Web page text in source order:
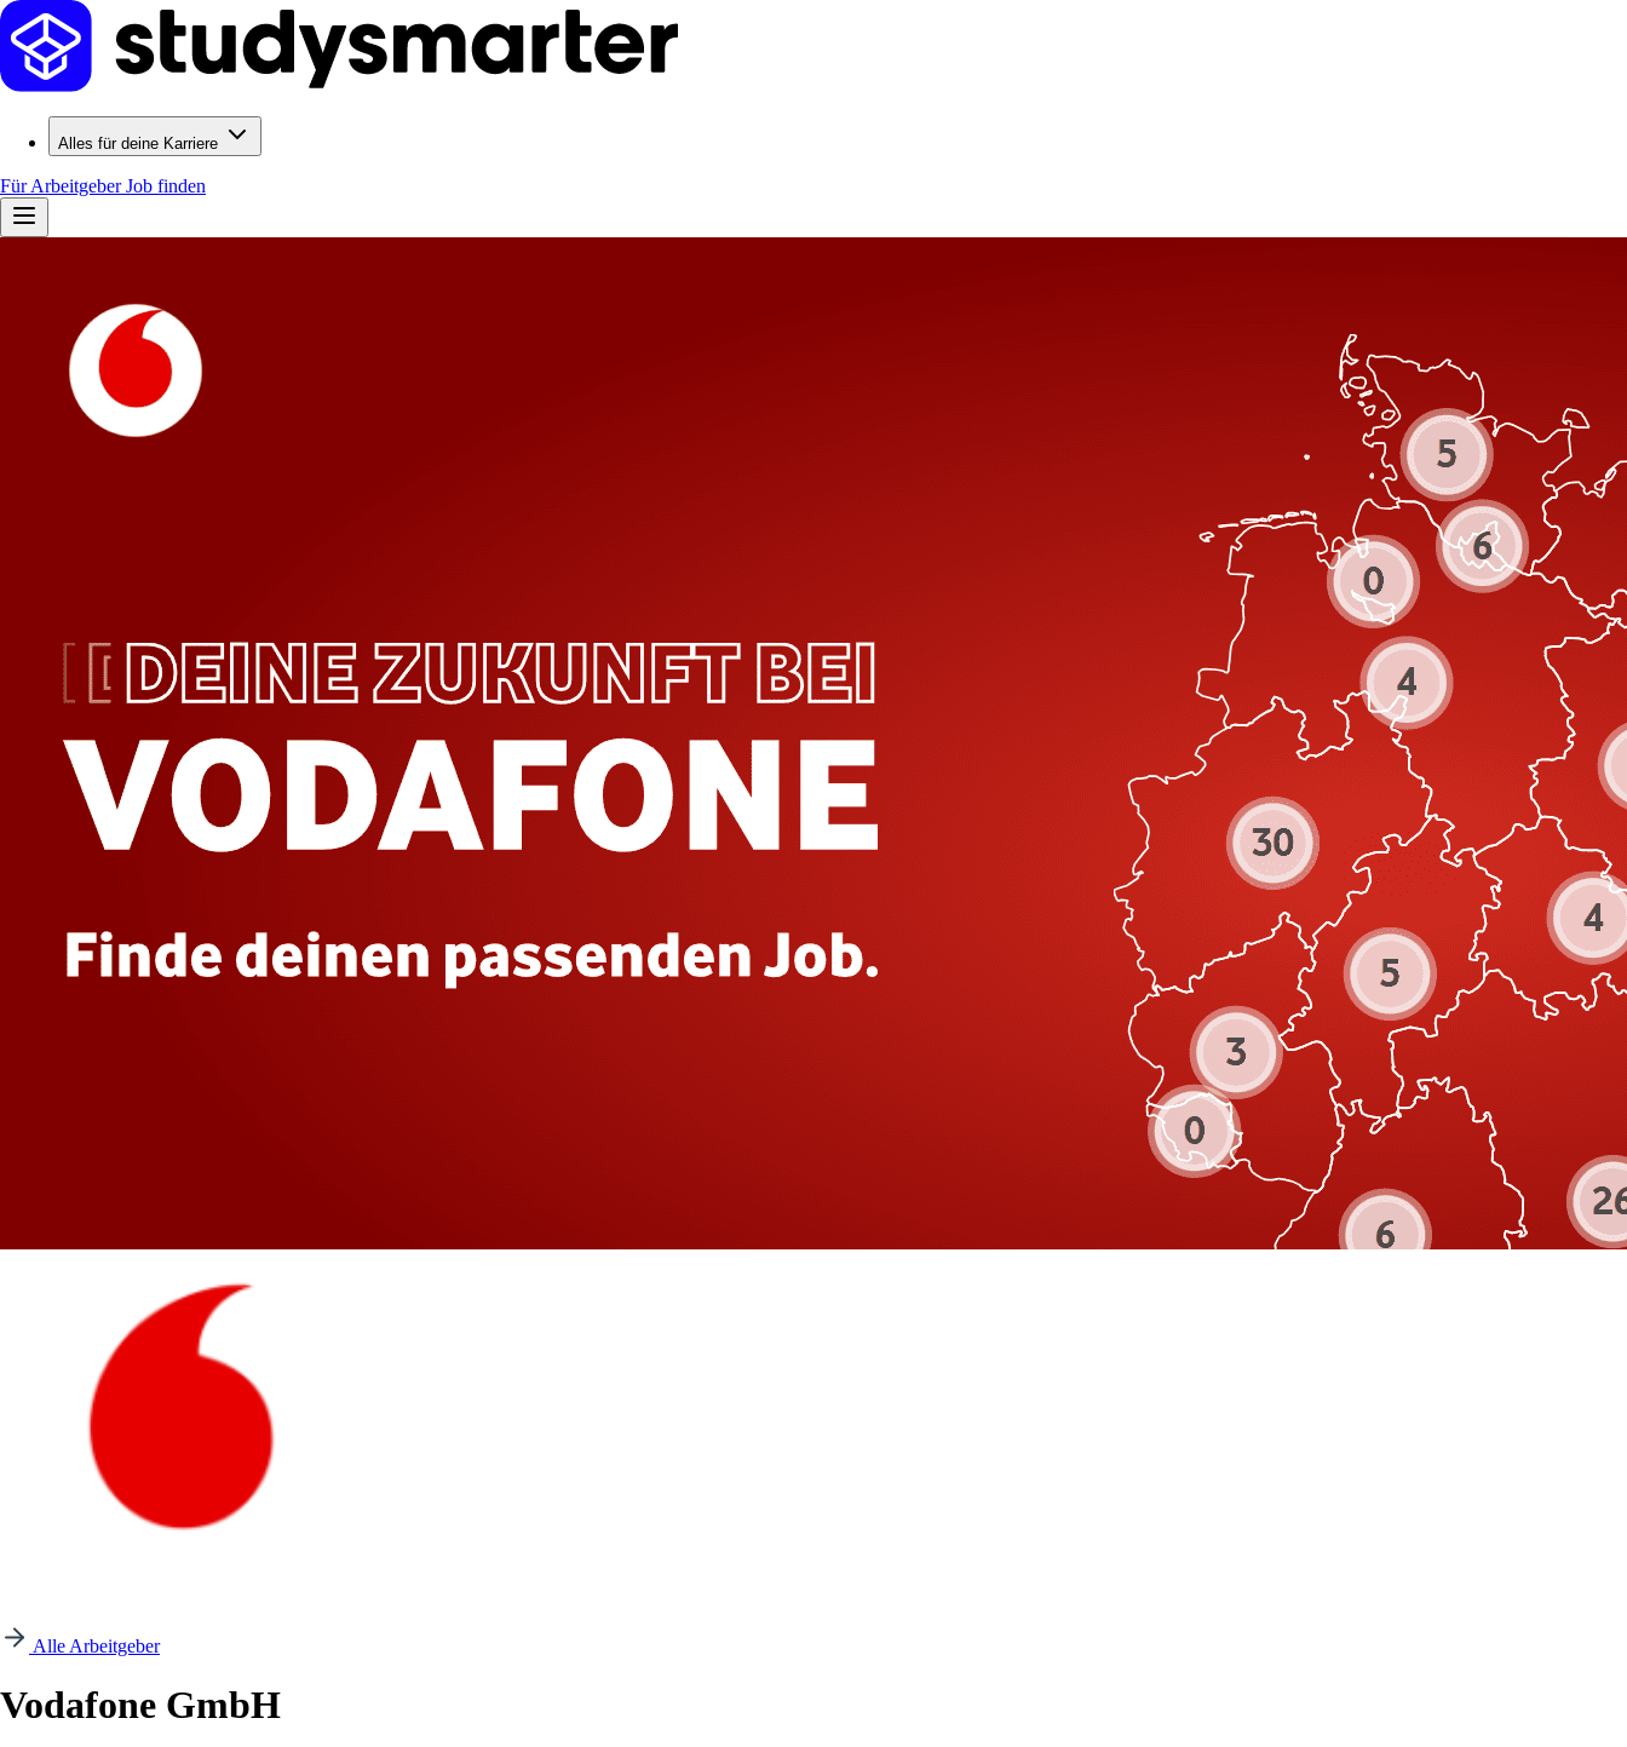
Alles für deine Karriere
Für ArbeitgeberJob finden
Alle Arbeitgeber
Vodafone GmbH